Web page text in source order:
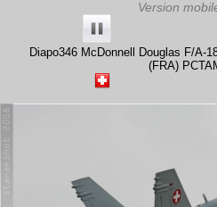
Diapo346 McDonnell Douglas F/A-
(FRA)